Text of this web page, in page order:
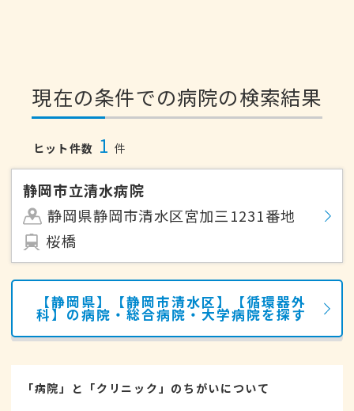
現在の条件での病院の検索結果
ヒット件数 1 件
静岡市立清水病院
静岡県静岡市清水区宮加三1231番地
桜橋
【静岡県】【静岡市清水区】【循環器外
科】の病院・総合病院・大学病院を探す
「病院」と「クリニック」のちがいについて